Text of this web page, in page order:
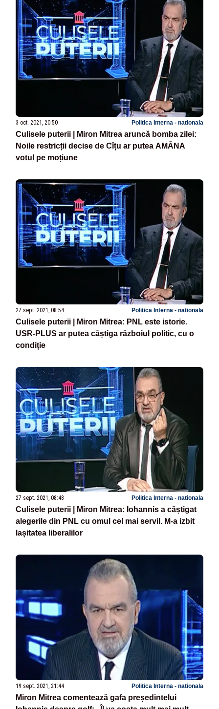
3 oct. 2021, 20:50 Politica Interna - nationala
Culisele puterii | Miron Mitrea aruncă bomba zilei:
Noile restricții decise de Cîțu ar putea AMÂNA
votul pe moțiune
27 sept. 2021, 08:54 Politica Interna - nationala
Culisele puterii | Miron Mitrea: PNL este istorie.
USR-PLUS ar putea câștiga războiul politic, cu o
condiție
27 sept. 2021, 08:48 Politica Interna - nationala
Culisele puterii | Miron Mitrea: Iohannis a câștigat
alegerile din PNL cu omul cel mai servil. M-a izbit
lașitatea liberalilor
19 sept. 2021, 21:44 Politica Interna - nationala
Miron Mitrea comentează gafa președintelui